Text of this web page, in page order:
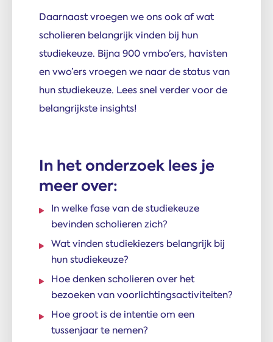
Daarnaast vroegen we ons ook af wat
scholieren belangrijk vinden bij hun
studiekeuze. Bijna 900 vmbo’ers, havisten
en vwo’ers vroegen we naar de status van
hun studiekeuze. Lees snel verder voor de
belangrijkste insights!
In het onderzoek lees je
meer over:
In welke fase van de studiekeuze
bevinden scholieren zich?
Wat vinden studiekiezers belangrijk bij
hun studiekeuze?
Hoe denken scholieren over het
bezoeken van voorlichtingsactiviteiten?
Hoe groot is de intentie om een
tussenjaar te nemen?